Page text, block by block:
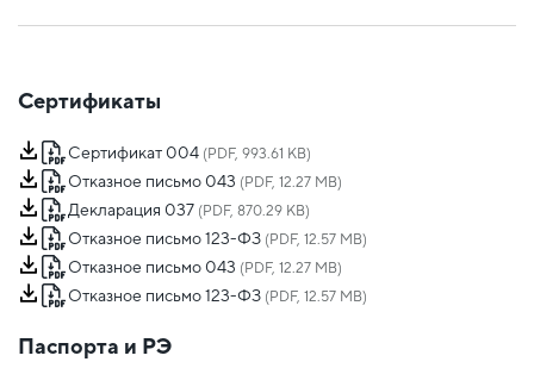
Сертификаты
Сертификат 004 (PDF, 993.61 KB)
Отказное письмо 043 (PDF, 12.27 MB)
Декларация 037 (PDF, 870.29 KB)
Отказное письмо 123-ФЗ (PDF, 12.57 MB)
Отказное письмо 043 (PDF, 12.27 MB)
Отказное письмо 123-ФЗ (PDF, 12.57 MB)
Паспорта и РЭ